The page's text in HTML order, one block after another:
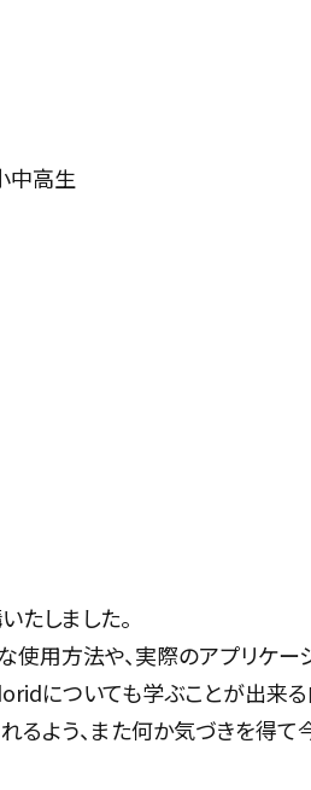
中高生
たしました。
用方法や、実際のアプリケー
についても学ぶことが出来る
るよう、また何か気づきを得